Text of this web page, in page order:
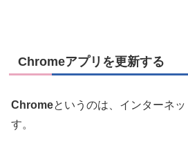
Chromeアプリを更新する
Chromeというのは、インターネ
す。